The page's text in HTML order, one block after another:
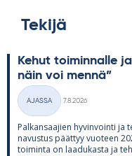
Tekijä
Kehut toiminnalle
näin voi mennä”
Kategoriat
AJASSA
7.8.2026
Pal­kan­saa­jien hy­vin­vointi ja
na­vus­tus päät­tyy vuo­teen
toi­minta on laa­du­kasta ja